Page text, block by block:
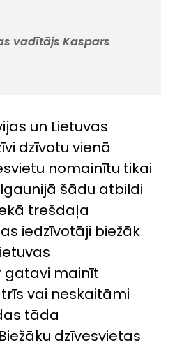
vadītājs Kaspars
un Lietuvas
dzīvotu vienā
nomainītu tikai
šādu atbildi
trešdaļa
iedzīvotāji biežāk
gatavi mainīt
vai neskaitāmi
tāda
dzīvesvietas